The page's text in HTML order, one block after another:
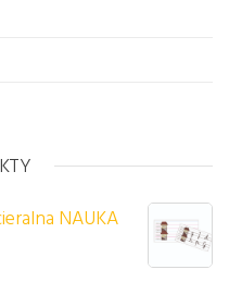
NAUKA
85,00 zł.80,00 zł.